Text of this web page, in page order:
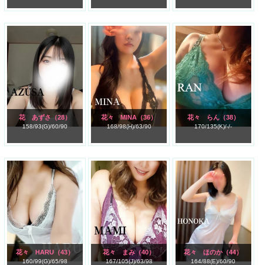
花 あずさ（28）
158/93(G)/60/90
花々 MINA（36）
168/98(H)/63/90
花々 らん（38）
170/135(K)/-/-
花々 HARU （43）
160/99(G)/65/98
花々 まみ（40）
167/105(J)/63/98
花々 ほのか（44）
164/88(E)/60/90